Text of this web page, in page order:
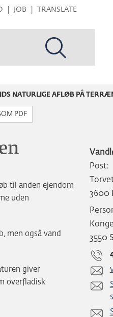
JOB TRANSLATE
NATURLIGE AFLØB PÅ
PDF
til anden ejendom
uden
men også vand
giver
overfladisk
Post:
3600
3550